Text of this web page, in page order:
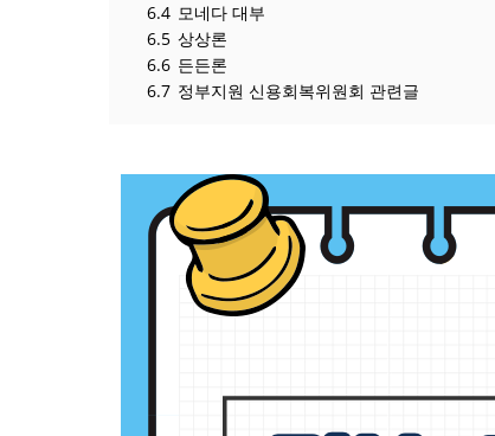
6.4 모네다 대부
6.5 상상론
6.6 든든론
6.7 정부지원 신용회복위원회 관련글